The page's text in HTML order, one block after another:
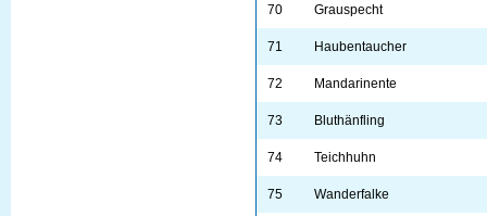
70 Grauspecht
71 Haubentaucher
72 Mandarinente
73 Bluthänfling
74 Teichhuhn
75 Wanderfalke